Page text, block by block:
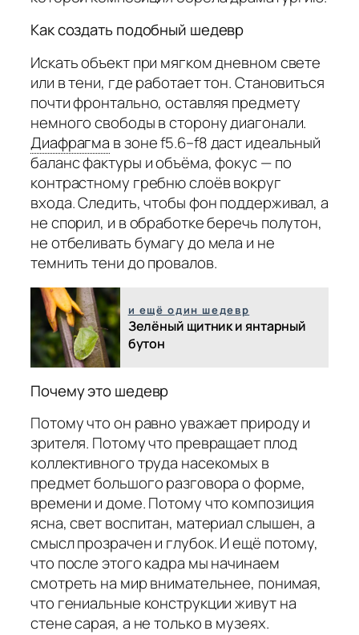
Как создать подобный шедевр
Искать объект при мягком дневном свете
или в тени, где работает тон. Становиться
почти фронтально, оставляя предмету
немного свободы в сторону диагонали.
Диафрагма в зоне f5.6–f8 даст идеальный
баланс фактуры и объёма, фокус — по
контрастному гребню слоёв вокруг
входа. Следить, чтобы фон поддерживал, а
не спорил, и в обработке беречь полутон,
не отбеливать бумагу до мела и не
темнить тени до провалов.
и ещё один шедевр
Зелёный щитник и янтарный
бутон
Почему это шедевр
Потому что он равно уважает природу и
зрителя. Потому что превращает плод
коллективного труда насекомых в
предмет большого разговора о форме,
времени и доме. Потому что композиция
ясна, свет воспитан, материал слышен, а
смысл прозрачен и глубок. И ещё потому,
что после этого кадра мы начинаем
смотреть на мир внимательнее, понимая,
что гениальные конструкции живут на
стене сарая, а не только в музеях.